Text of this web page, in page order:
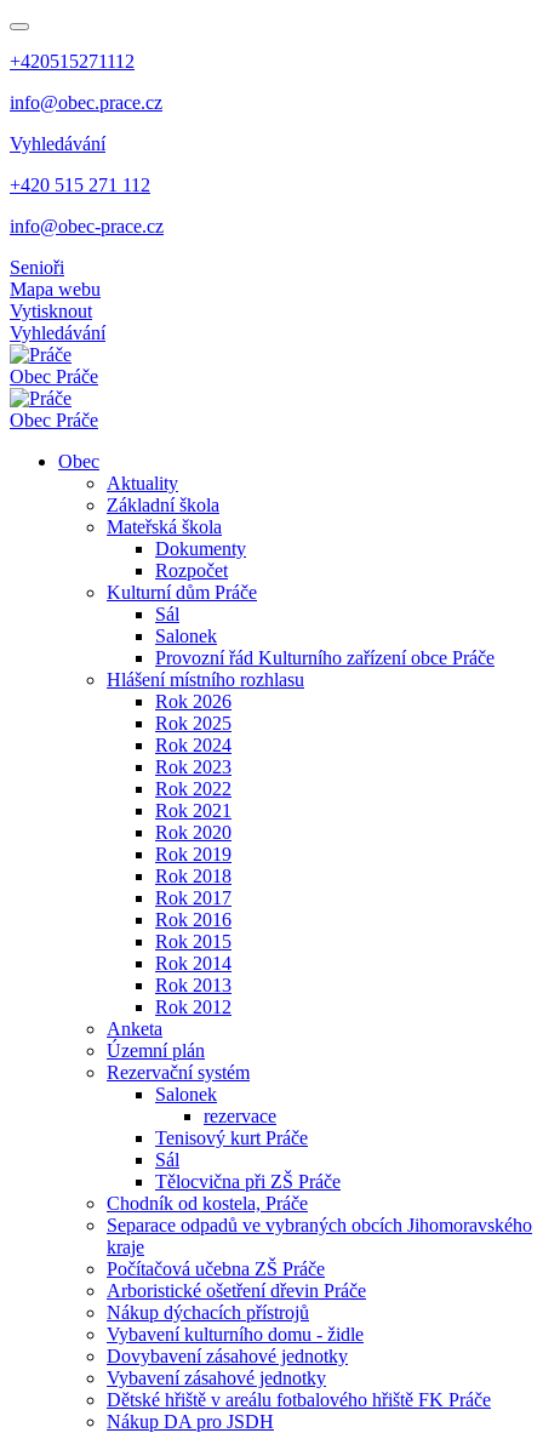
+420515271112
info@obec.prace.cz
Vyhledávání
+420 515 271 112
info@obec-prace.cz
Senioři
Mapa webu
Vytisknout
Vyhledávání
Obec Práče
Obec Práče
Obec
Aktuality
Základní škola
Mateřská škola
Dokumenty
Rozpočet
Kulturní dům Práče
Sál
Salonek
Provozní řád Kulturního zařízení obce Práče
Hlášení místního rozhlasu
Rok 2026
Rok 2025
Rok 2024
Rok 2023
Rok 2022
Rok 2021
Rok 2020
Rok 2019
Rok 2018
Rok 2017
Rok 2016
Rok 2015
Rok 2014
Rok 2013
Rok 2012
Anketa
Územní plán
Rezervační systém
Salonek
rezervace
Tenisový kurt Práče
Sál
Tělocvična při ZŠ Práče
Chodník od kostela, Práče
Separace odpadů ve vybraných obcích Jihomoravského
kraje
Počítačová učebna ZŠ Práče
Arboristické ošetření dřevin Práče
Nákup dýchacích přístrojů
Vybavení kulturního domu - židle
Dovybavení zásahové jednotky
Vybavení zásahové jednotky
Dětské hřiště v areálu fotbalového hřiště FK Práče
Nákup DA pro JSDH